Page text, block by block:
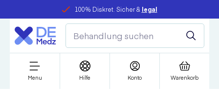
100% Diskret. Sicher & legal
Menu Hilfe Konto Warenkorb